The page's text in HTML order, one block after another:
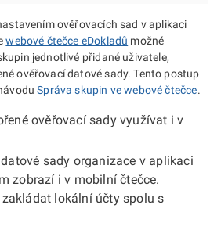
ověřovacích sad v aplikaci
webové čtečce eDokladů možné
jednotlivé přidané uživatele,
ověřovací datové sady. Tento postup
Správa skupin ve webové čtečce.
ověřovací sady využívat i v
sady organizace v aplikaci
zobrazí i v mobilní čtečce.
lokální účty spolu s